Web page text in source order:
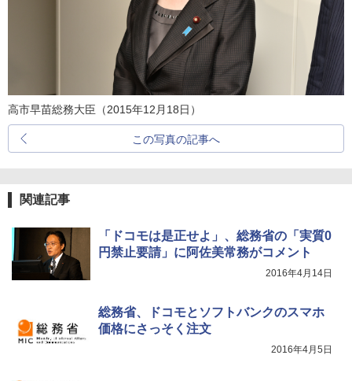
高市早苗総務大臣（2015年12月18日）
この写真の記事へ
関連記事
「ドコモは是正せよ」、総務省の「実質0
円禁止要請」に阿佐美常務がコメント
2016年4月14日
総務省、ドコモとソフトバンクのスマホ
価格にさっそく注文
2016年4月5日